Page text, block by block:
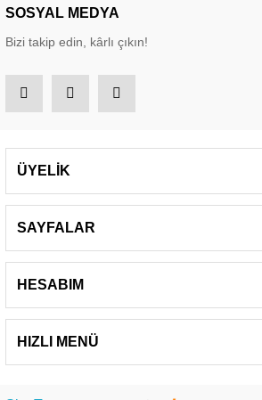
SOSYAL MEDYA
Bizi takip edin, kârlı çıkın!
ÜYELİK
SAYFALAR
HESABIM
HIZLI MENÜ